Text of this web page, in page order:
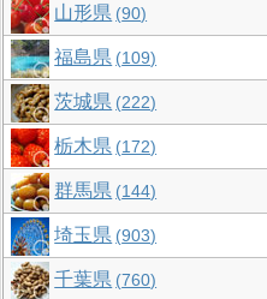
山形県 90
福島県 109
茨城県 222
栃木県 172
群馬県 144
埼玉県 903
千葉県 760